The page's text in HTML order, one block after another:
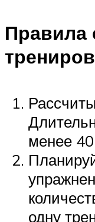
Правила
менее
одну